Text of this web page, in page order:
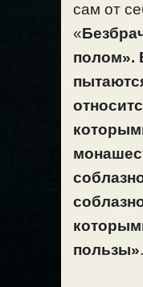
сам от
«
полом».
пользы».